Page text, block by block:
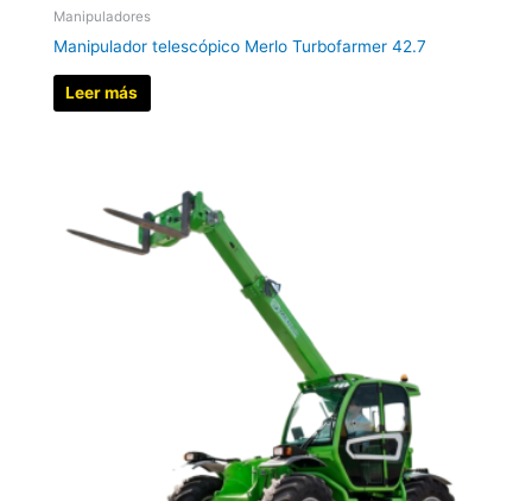
Manipuladores
Manipulador telescópico Merlo Turbofarmer 42.7
Leer más